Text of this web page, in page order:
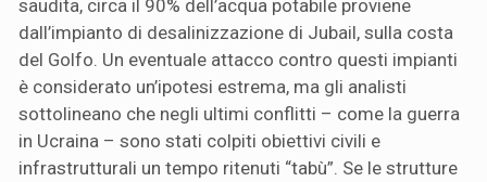
saudita, circa il 90% dell’acqua potabile proviene
dall’impianto di desalinizzazione di Jubail, sulla costa
del Golfo. Un eventuale attacco contro questi impianti
è considerato un’ipotesi estrema, ma gli analisti
sottolineano che negli ultimi conflitti – come la guerra
in Ucraina – sono stati colpiti obiettivi civili e
infrastrutturali un tempo ritenuti “tabù”. Se le strutture